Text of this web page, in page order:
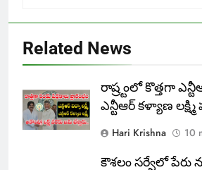
Related News
రాష్ర్టంలో కొత్తగా
ఎన్టీఆర్ కళ్యాణ
Hari Krishna
10
కౌశలం సర్వేలో పేరు